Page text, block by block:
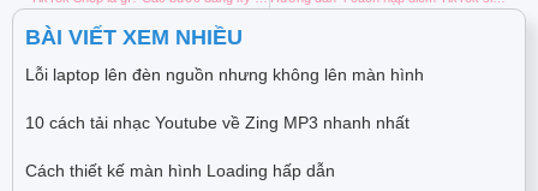
BÀI VIẾT XEM NHIỀU
Lỗi laptop lên đèn nguồn nhưng không lên màn hình
10 cách tải nhạc Youtube về Zing MP3 nhanh nhất
Cách thiết kế màn hình Loading hấp dẫn